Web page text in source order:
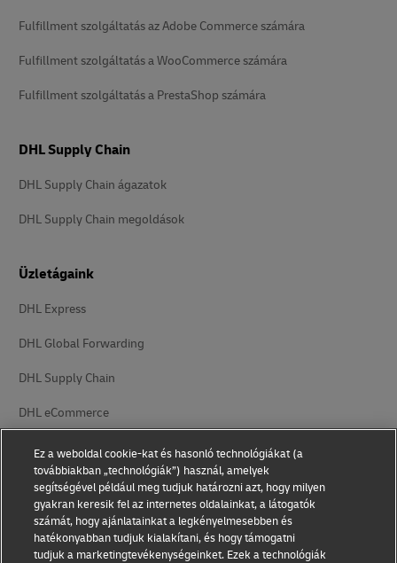
Fulfillment szolgáltatás az Adobe Commerce számára
Fulfillment szolgáltatás a WooCommerce számára
Fulfillment szolgáltatás a PrestaShop számára
DHL Supply Chain
DHL Supply Chain ágazatok
DHL Supply Chain megoldások
Üzletágaink
DHL Express
DHL Global Forwarding
DHL Supply Chain
DHL eCommerce
DHL Freight
Adatvédelmi nyilatkozat Jogi nyilatkozat
Ez a weboldal cookie-kat és hasonló technológiákat (a
továbbiakban „technológiák”) használ, amelyek
segítségével például meg tudjuk határozni azt, hogy milyen
gyakran keresik fel az internetes oldalainkat, a látogatók
számát, hogy ajánlatainkat a legkényelmesebben és
hatékonyabban tudjuk kialakítani, és hogy támogatni
tudjuk a marketingtevékenységeinket. Ezek a technológiák